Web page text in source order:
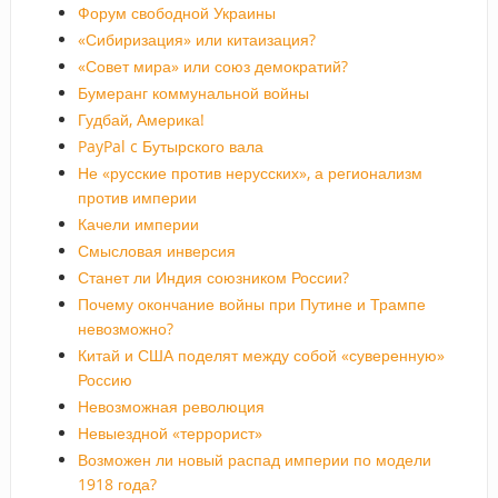
Форум свободной Украины
«Сибиризация» или китаизация?
«Совет мира» или союз демократий?
Бумеранг коммунальной войны
Гудбай, Америка!
PayPal c Бутырского вала
Не «русские против нерусских», а регионализм
против империи
Качели империи
Смысловая инверсия
Станет ли Индия союзником России?
Почему окончание войны при Путине и Трампе
невозможно?
Китай и США поделят между собой «суверенную»
Россию
Невозможная революция
Невыездной «террорист»
Возможен ли новый распад империи по модели
1918 года?